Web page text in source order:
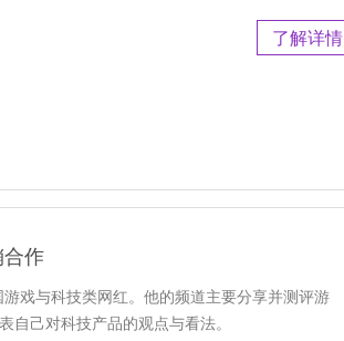
了解详情
作
戏与科技类网红。他的频道主要分享并测评游
自己对科技产品的观点与看法。